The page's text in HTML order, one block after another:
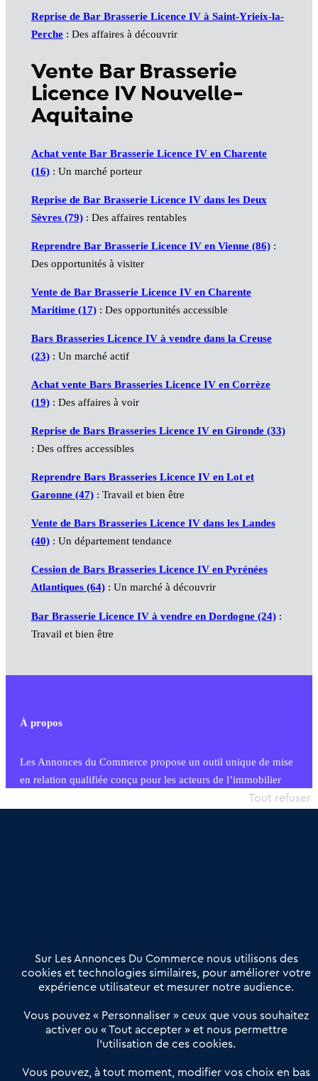
Reprise de Bar Brasserie Licence IV à Saint-Yrieix-la-
Perche: Des affaires à découvrir
Vente Bar Brasserie
Licence IV Nouvelle-
Aquitaine
Achat vente Bar Brasserie Licence IV en Charente
(16): Un marché porteur
Reprise de Bar Brasserie Licence IV dans les Deux
Sèvres (79): Des affaires rentables
Reprendre Bar Brasserie Licence IV en Vienne (86):
Des opportunités à visiter
Vente de Bar Brasserie Licence IV en Charente
Maritime (17): Des opportunités accessible
Bars Brasseries Licence IV à vendre dans la Creuse
(23): Un marché actif
Achat vente Bars Brasseries Licence IV en Corrèze
(19): Des affaires à voir
Reprise de Bars Brasseries Licence IV en Gironde (33)
: Des offres accessibles
Reprendre Bars Brasseries Licence IV en Lot et
Garonne (47): Travail et bien être
Vente de Bars Brasseries Licence IV dans les Landes
(40): Un département tendance
Cession de Bars Brasseries Licence IV en Pyrénées
Atlantiques (64): Un marché à découvrir
Bar Brasserie Licence IV à vendre en Dordogne (24):
Travail et bien être
À propos
Les Annonces du Commerce propose un outil unique de mise
en relation qualifiée conçu pour les acteurs de l’immobilier
commercial et les collectivités territoriales, simple et intégrant
Offres Pro
Actualités
Qui sommes nous ?
Derniers articles
Réseau 3C : un partenaire national dédié aux transactions
Petitscommerces : Un partenariat au service du commerce de
Sur Les Annonces Du Commerce nous utilisons des
cookies et technologies similaires, pour améliorer votre
expérience utilisateur et mesurer notre audience.
Vous pouvez « Personnaliser » ceux que vous souhaitez
activer ou « Tout accepter » et nous permettre
l’utilisation de ces cookies.
Vous pouvez, à tout moment, modifier vos choix en bas
Tout refuser